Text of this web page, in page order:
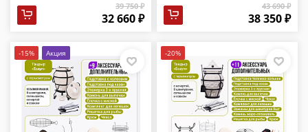
39 750 ₽
32 660 ₽
43 690 ₽
38 350 ₽
-15% Акция -20%